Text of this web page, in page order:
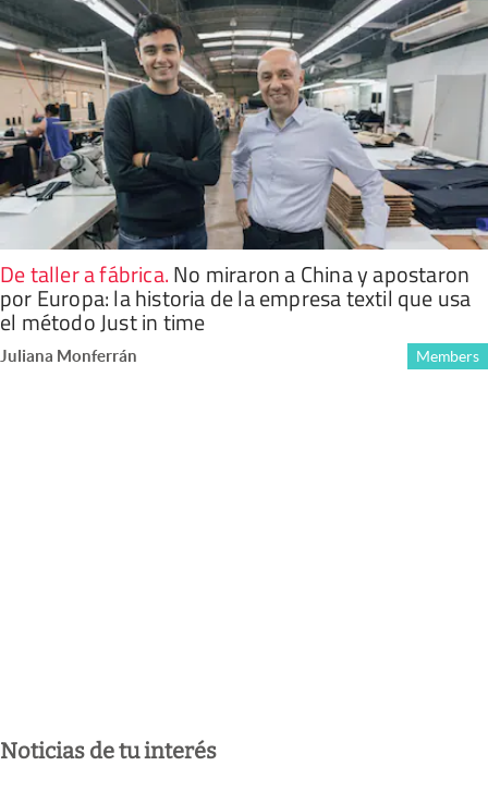
De taller a fábrica.No miraron a China y apostaron
por Europa: la historia de la empresa textil que usa
el método Just in time
Juliana Monferrán Members
Noticias de tu interés